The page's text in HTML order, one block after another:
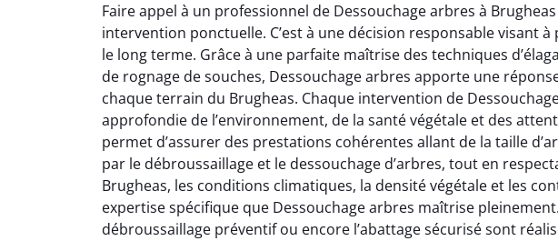
Faire appel à un professionnel de Dessouchage arbres à
intervention ponctuelle. C’est à une décision responsable visant
le long terme. Grâce à une parfaite maîtrise des techniques
de rognage de souches, Dessouchage arbres apporte une
chaque terrain du Brugheas. Chaque intervention de
approfondie de l’environnement, de la santé végétale et des
permet d’assurer des prestations cohérentes allant de la taille
par le débroussaillage et le dessouchage d’arbres, tout en
Brugheas, les conditions climatiques, la densité végétale et les
expertise spécifique que Dessouchage arbres maîtrise
débroussaillage préventif ou encore l’abattage sécurisé sont
Soraya Benali
07 février 2026
Service irréprochable du
début à la fin. Les arbres ont